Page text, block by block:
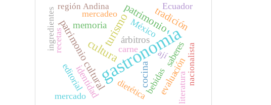
gastronomía
turismo
cultura
patrimonio
patrimonio cultural cocina
tradición
árbitros
saberes
identidad
memoria
evaluación
bebidas
México
dietética
mercado
recetas
mercadeo
editorial
Ecuador
literatura
carne
región Andina
ají nacionalista
ingredientes